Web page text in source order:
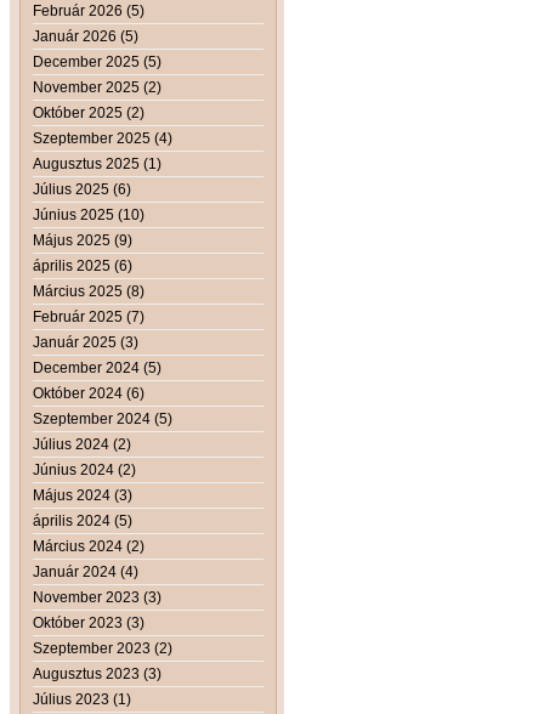
Február 2026 (5)
Január 2026 (5)
December 2025 (5)
November 2025 (2)
Október 2025 (2)
Szeptember 2025 (4)
Augusztus 2025 (1)
Július 2025 (6)
Június 2025 (10)
Május 2025 (9)
április 2025 (6)
Március 2025 (8)
Február 2025 (7)
Január 2025 (3)
December 2024 (5)
Október 2024 (6)
Szeptember 2024 (5)
Július 2024 (2)
Június 2024 (2)
Május 2024 (3)
április 2024 (5)
Március 2024 (2)
Január 2024 (4)
November 2023 (3)
Október 2023 (3)
Szeptember 2023 (2)
Augusztus 2023 (3)
Július 2023 (1)